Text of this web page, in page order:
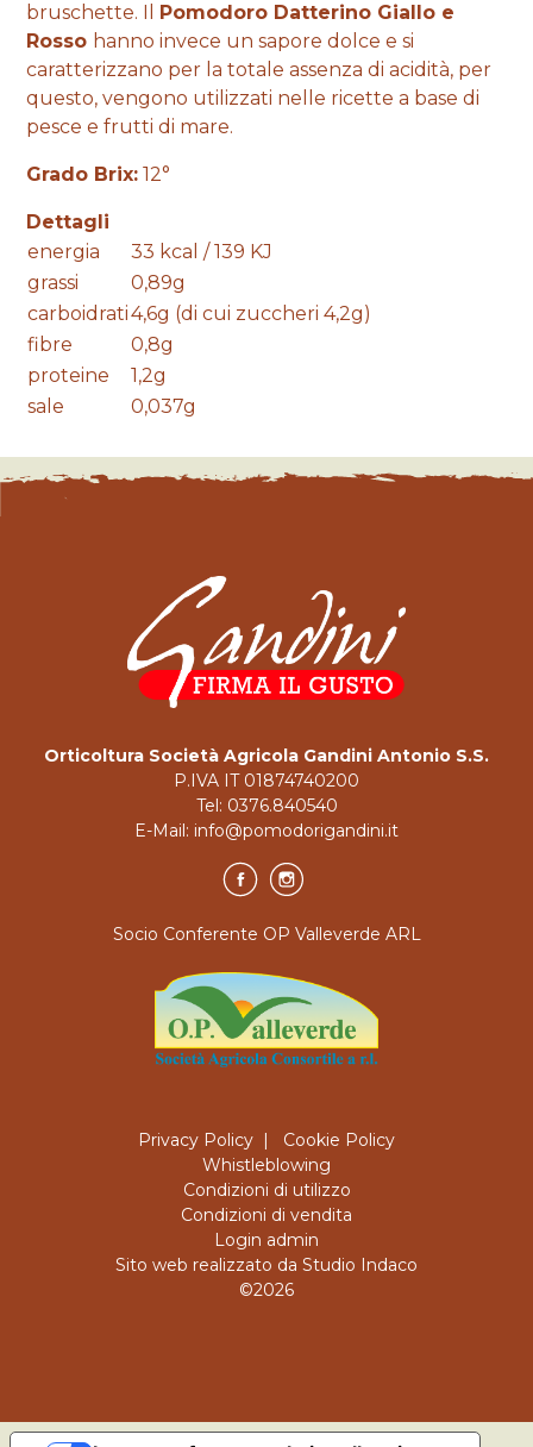
bruschette. Il
Pomodoro Datterino Giallo e
Rosso hanno invece un sapore dolce e si
caratterizzano per la totale assenza di acidità, per
questo, vengono utilizzati nelle ricette a base di
pesce e frutti di mare.
Grado Brix: 12°
Dettagli
energia
33 kcal / 139 KJ
grassi
0,89g
carboidrati4,6g (di cui zuccheri 4,2g)
fibre
0,8g
proteine
1,2g
sale
0,037g
Orticoltura Società Agricola Gandini Antonio S.S.
P.IVA IT 01874740200
Tel: 0376.840540
E-Mail: info@pomodorigandini.it
Socio Conferente OP Valleverde ARL
Privacy Policy | Cookie Policy
Whistleblowing
Condizioni di utilizzo
Condizioni di vendita
Login admin
Sito web realizzato da Studio Indaco
©2026